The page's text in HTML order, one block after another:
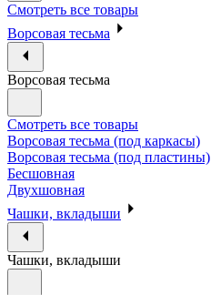
Смотреть все товары
Ворсовая тесьма
Ворсовая тесьма
Смотреть все товары
Ворсовая тесьма (под каркасы)
Ворсовая тесьма (под пластины)
Бесшовная
Двухшовная
Чашки, вкладыши
Чашки, вкладыши